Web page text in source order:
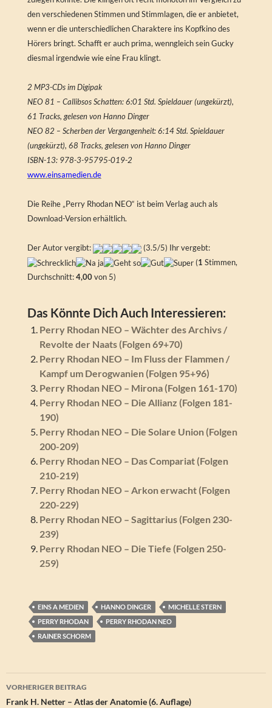
den verschiedenen Stimmen und Stimmlagen, die er anbietet,
wenn er die unterschiedlichen Charaktere ins Kopfkino des
Hörers bringt. Schafft er auch prima, wenngleich sein Gucky
diesmal irgendwie wie eine Frau klingt.
2 MP3-CDs im Digipak
NEO 81 – Callibsos Schatten: 6:01 Std. Spieldauer (ungekürzt),
61 Tracks, gelesen von Hanno Dinger
NEO 82 – Scherben der Vergangenheit: 6:14 Std. Spieldauer
(ungekürzt), 68 Tracks, gelesen von Hanno Dinger
ISBN-13: 978-3-95795-019-2
www.einsamedien.de
Die Reihe „Perry Rhodan NEO“ ist beim Verlag auch als
Download-Version erhältlich.
Der Autor vergibt:
(3.5/5) Ihr vergebt:
(1 Stimmen,
Durchschnitt:4,00von 5)
Das Könnte Dich Auch Interessieren:
Perry Rhodan NEO – Wächter des Archivs /
Revolte der Naats (Folgen 69+70)
Perry Rhodan NEO – Im Fluss der Flammen /
Kampf um Derogwanien (Folgen 95+96)
Perry Rhodan NEO – Mirona (Folgen 161-170)
Perry Rhodan NEO – Die Allianz (Folgen 181-
190)
Perry Rhodan NEO – Die Solare Union (Folgen
200-209)
Perry Rhodan NEO – Das Compariat (Folgen
210-219)
Perry Rhodan NEO – Arkon erwacht (Folgen
220-229)
Perry Rhodan NEO – Sagittarius (Folgen 230-
239)
Perry Rhodan NEO – Die Tiefe (Folgen 250-
259)
EINS A MEDIEN HANNO DINGER
MICHELLE STERN
PERRY RHODAN
PERRY RHODAN NEO
RAINER SCHORM
Beitragsnavigation
VORHERIGER BEITRAG
Frank H. Netter – Atlas der Anatomie (6. Auflage)